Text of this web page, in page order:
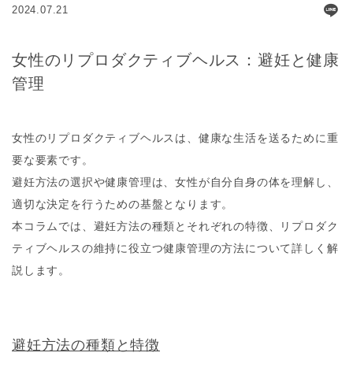
2024.07.21
女性のリプロダクティブヘルス：避妊と健康
管理
女性のリプロダクティブヘルスは、健康な生活を送るために重
要な要素です。
避妊方法の選択や健康管理は、女性が自分自身の体を理解し、
適切な決定を行うための基盤となります。
本コラムでは、避妊方法の種類とそれぞれの特徴、リプロダク
ティブヘルスの維持に役立つ健康管理の方法について詳しく解
説します。
避妊方法の種類と特徴